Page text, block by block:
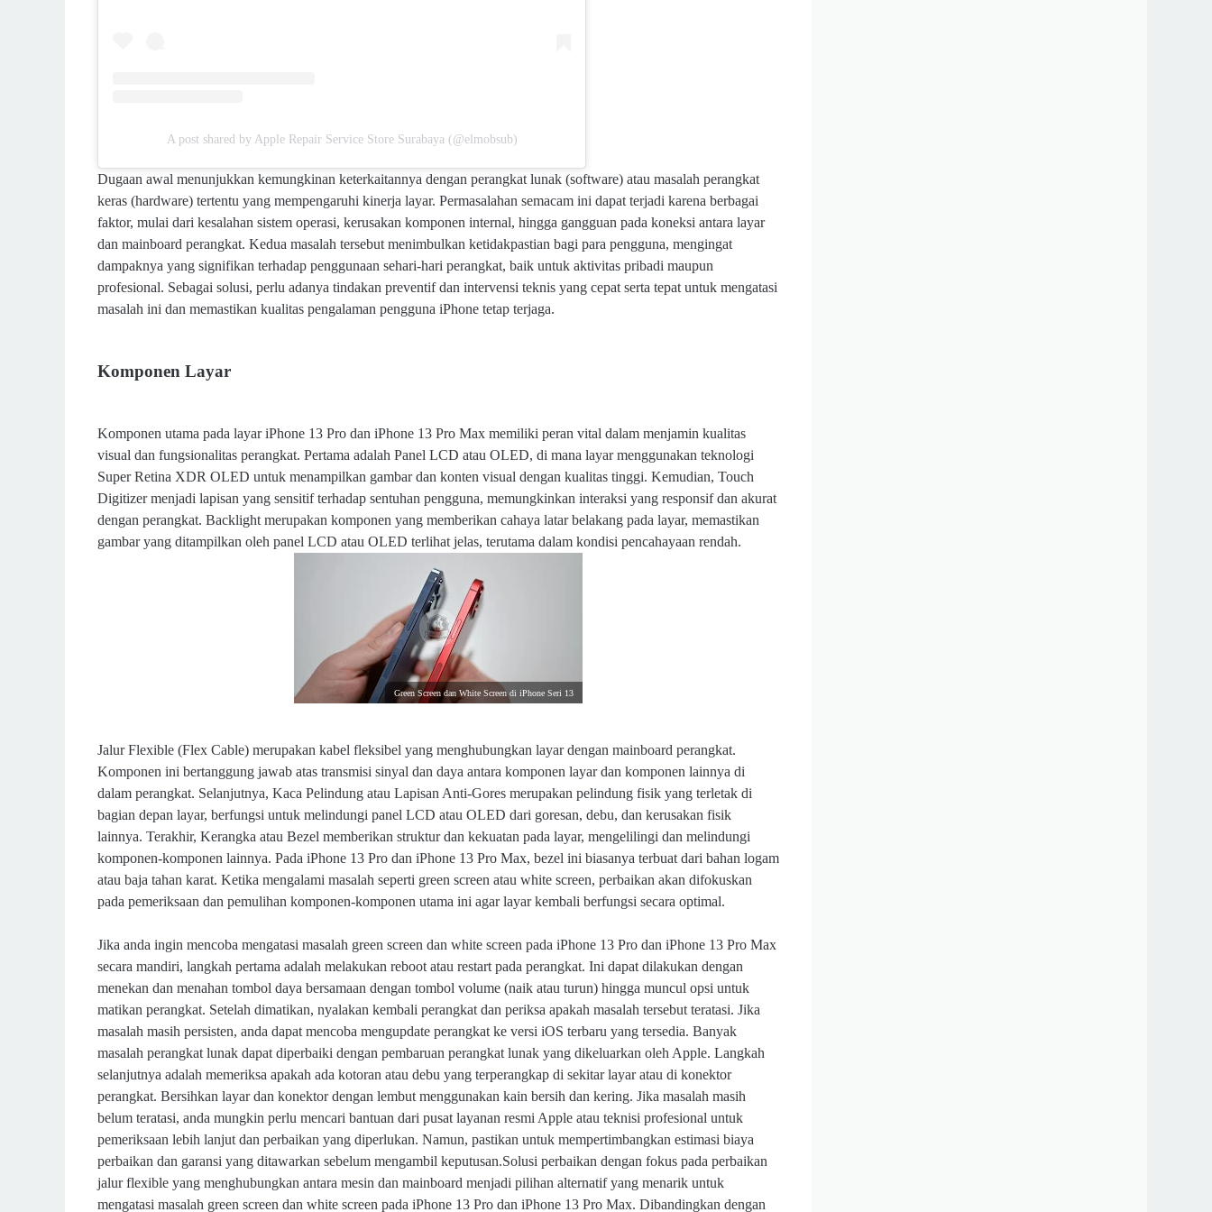
A post shared by Apple Repair Service Store Surabaya (@elmobsub)
Dugaan awal menunjukkan kemungkinan keterkaitannya dengan perangkat lunak (software) atau masalah perangkat
keras (hardware) tertentu yang mempengaruhi kinerja layar. Permasalahan semacam ini dapat terjadi karena berbagai
faktor, mulai dari kesalahan sistem operasi, kerusakan komponen internal, hingga gangguan pada koneksi antara layar
dan mainboard perangkat. Kedua masalah tersebut menimbulkan ketidakpastian bagi para pengguna, mengingat
dampaknya yang signifikan terhadap penggunaan sehari-hari perangkat, baik untuk aktivitas pribadi maupun
profesional. Sebagai solusi, perlu adanya tindakan preventif dan intervensi teknis yang cepat serta tepat untuk mengatasi
masalah ini dan memastikan kualitas pengalaman pengguna iPhone tetap terjaga.
Komponen Layar
Komponen utama pada layar iPhone 13 Pro dan iPhone 13 Pro Max memiliki peran vital dalam menjamin kualitas
visual dan fungsionalitas perangkat. Pertama adalah Panel LCD atau OLED, di mana layar menggunakan teknologi
Super Retina XDR OLED untuk menampilkan gambar dan konten visual dengan kualitas tinggi. Kemudian, Touch
Digitizer menjadi lapisan yang sensitif terhadap sentuhan pengguna, memungkinkan interaksi yang responsif dan akurat
dengan perangkat. Backlight merupakan komponen yang memberikan cahaya latar belakang pada layar, memastikan
gambar yang ditampilkan oleh panel LCD atau OLED terlihat jelas, terutama dalam kondisi pencahayaan rendah.
Green Screen dan White Screen di iPhone Seri 13
Jalur Flexible (Flex Cable) merupakan kabel fleksibel yang menghubungkan layar dengan mainboard perangkat.
Komponen ini bertanggung jawab atas transmisi sinyal dan daya antara komponen layar dan komponen lainnya di
dalam perangkat. Selanjutnya, Kaca Pelindung atau Lapisan Anti-Gores merupakan pelindung fisik yang terletak di
bagian depan layar, berfungsi untuk melindungi panel LCD atau OLED dari goresan, debu, dan kerusakan fisik
lainnya. Terakhir, Kerangka atau Bezel memberikan struktur dan kekuatan pada layar, mengelilingi dan melindungi
komponen-komponen lainnya. Pada iPhone 13 Pro dan iPhone 13 Pro Max, bezel ini biasanya terbuat dari bahan logam
atau baja tahan karat. Ketika mengalami masalah seperti green screen atau white screen, perbaikan akan difokuskan
pada pemeriksaan dan pemulihan komponen-komponen utama ini agar layar kembali berfungsi secara optimal.
Jika anda ingin mencoba mengatasi masalah green screen dan white screen pada iPhone 13 Pro dan iPhone 13 Pro Max
secara mandiri, langkah pertama adalah melakukan reboot atau restart pada perangkat. Ini dapat dilakukan dengan
menekan dan menahan tombol daya bersamaan dengan tombol volume (naik atau turun) hingga muncul opsi untuk
matikan perangkat. Setelah dimatikan, nyalakan kembali perangkat dan periksa apakah masalah tersebut teratasi. Jika
masalah masih persisten, anda dapat mencoba mengupdate perangkat ke versi iOS terbaru yang tersedia. Banyak
masalah perangkat lunak dapat diperbaiki dengan pembaruan perangkat lunak yang dikeluarkan oleh Apple. Langkah
selanjutnya adalah memeriksa apakah ada kotoran atau debu yang terperangkap di sekitar layar atau di konektor
perangkat. Bersihkan layar dan konektor dengan lembut menggunakan kain bersih dan kering. Jika masalah masih
belum teratasi, anda mungkin perlu mencari bantuan dari pusat layanan resmi Apple atau teknisi profesional untuk
pemeriksaan lebih lanjut dan perbaikan yang diperlukan. Namun, pastikan untuk mempertimbangkan estimasi biaya
perbaikan dan garansi yang ditawarkan sebelum mengambil keputusan.Solusi perbaikan dengan fokus pada perbaikan
jalur flexible yang menghubungkan antara mesin dan mainboard menjadi pilihan alternatif yang menarik untuk
mengatasi masalah green screen dan white screen pada iPhone 13 Pro dan iPhone 13 Pro Max. Dibandingkan dengan